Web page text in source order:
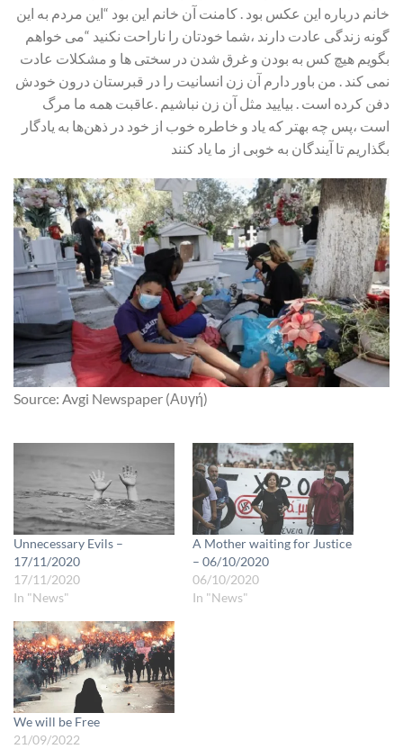
خانم درباره این عکس بود . کامنت آن خانم این بود “این مردم به این
گونه زندگی عادت دارند ،شما خودتان را ناراحت نکنید “می خواهم
بگویم هیچ کس به بودن و غرق شدن در سختی ها و مشکلات عادت
نمی کند . من باور دارم آن زن انسانیت را در قبرستان درون خودش
دفن کرده است . بیایید مثل آن زن نباشیم .عاقبت همه ما مرگ
است ،پس چه بهتر که یاد و خاطره خوب از خود در ذهن‌ها به یادگار
بگذاریم تا آیندگان به خوبی از ما یاد کنند
Source: Avgi Newspaper (Αυγή)
Unnecessary Evils –
17/11/2020
17/11/2020
In "News"
A Mother waiting for Justice
– 06/10/2020
06/10/2020
In "News"
We will be Free
21/09/2022